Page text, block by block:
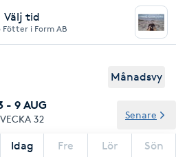
Välj tid
Fötter i Form AB
Månadsvy
- 9 AUG
VECKA 32
Idag Fre Lör Sön
Senare